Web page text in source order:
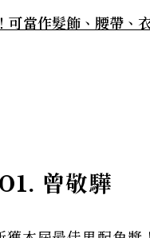
可當作髮飾、腰帶、
曾敬驊